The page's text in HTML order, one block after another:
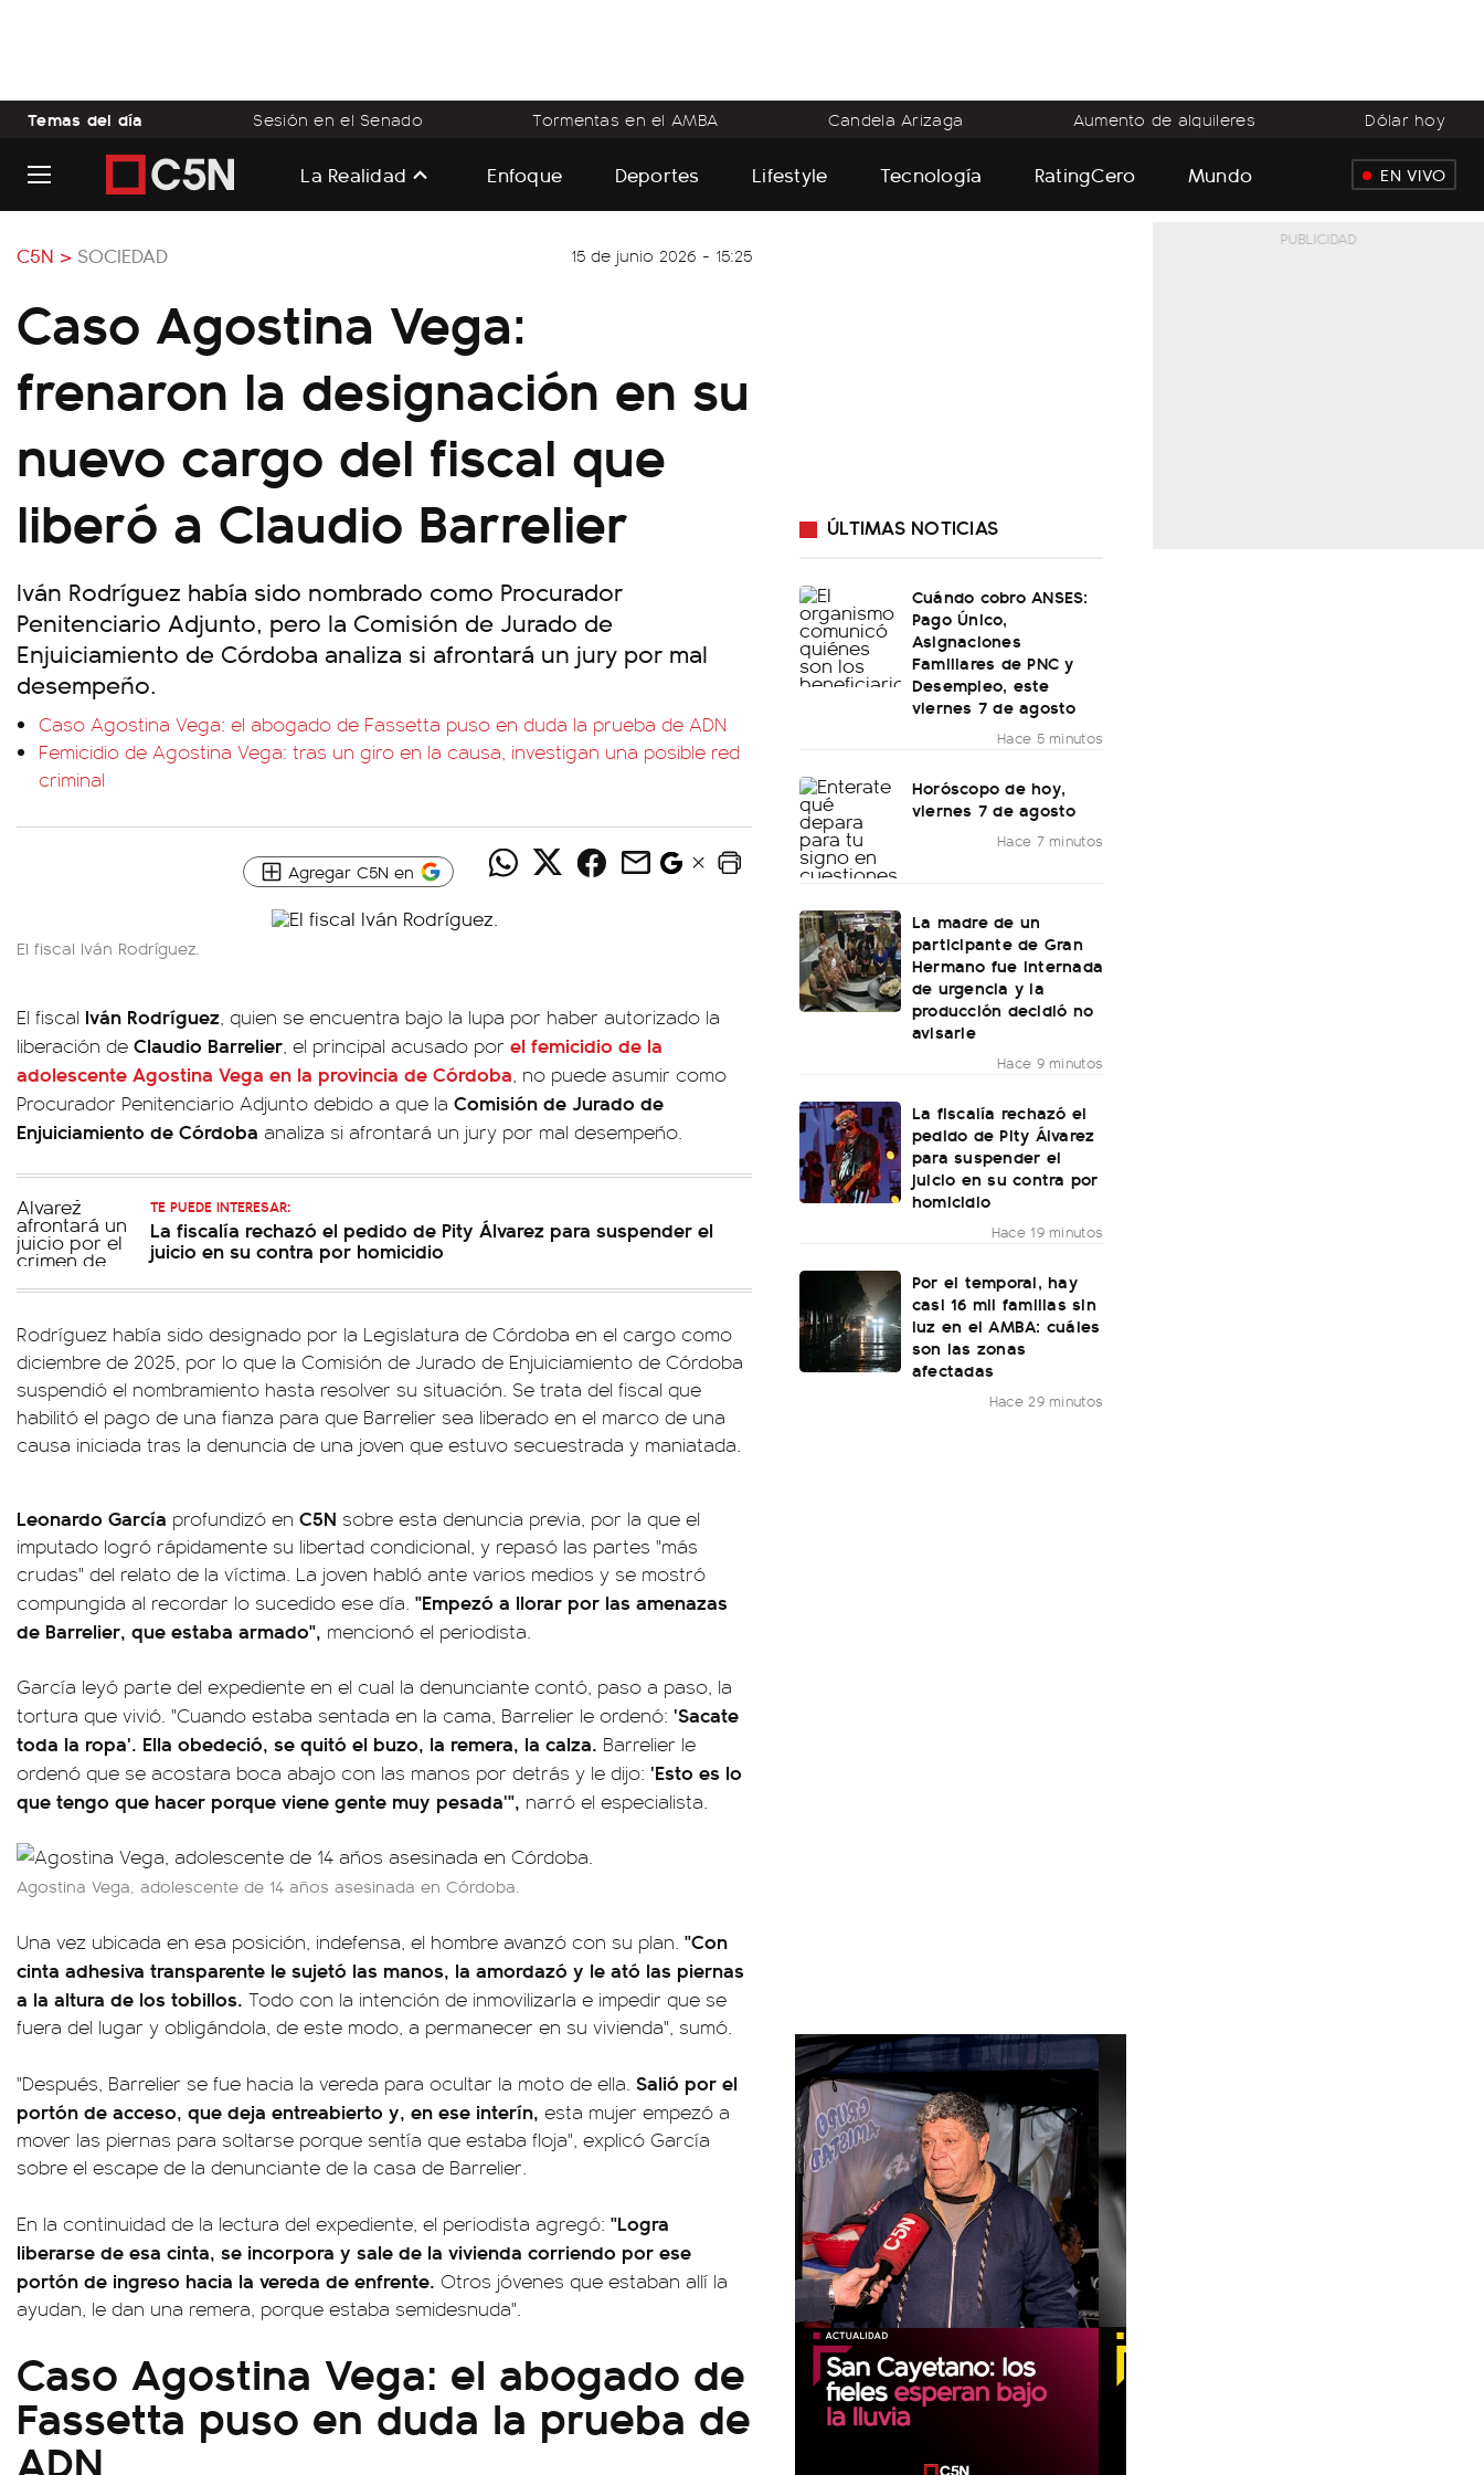
Temas del día Sesión en el Senado Tormentas en el AMBA Candela Arizaga Aumento de alquileres Dólar hoy
La Realidad Enfoque Deportes Lifestyle Tecnología RatingCero Mundo EN VIVO
C5N > SOCIEDAD 15 de junio 2026 - 15:25
Caso Agostina Vega:
frenaron la designación en su
nuevo cargo del fiscal que
liberó a Claudio Barrelier
Iván Rodríguez había sido nombrado como Procurador
Penitenciario Adjunto, pero la Comisión de Jurado de
Enjuiciamiento de Córdoba analiza si afrontará un jury por mal
desempeño.
Caso Agostina Vega: el abogado de Fassetta puso en duda la prueba de ADN
Femicidio de Agostina Vega: tras un giro en la causa, investigan una posible red
criminal
Agregar C5N en
El fiscal Iván Rodríguez.
El fiscal Iván Rodríguez, quien se encuentra bajo la lupa por haber autorizado la
liberación de Claudio Barrelier, el principal acusado por el femicidio de la
adolescente Agostina Vega en la provincia de Córdoba, no puede asumir como
Procurador Penitenciario Adjunto debido a que la Comisión de Jurado de
Enjuiciamiento de Córdoba analiza si afrontará un jury por mal desempeño.
TE PUEDE INTERESAR:
La fiscalía rechazó el pedido de Pity Álvarez para suspender el
juicio en su contra por homicidio
Rodríguez había sido designado por la Legislatura de Córdoba en el cargo como
diciembre de 2025, por lo que la Comisión de Jurado de Enjuiciamiento de Córdoba
suspendió el nombramiento hasta resolver su situación. Se trata del fiscal que
habilitó el pago de una fianza para que Barrelier sea liberado en el marco de una
causa iniciada tras la denuncia de una joven que estuvo secuestrada y maniatada.
Leonardo García profundizó en C5N sobre esta denuncia previa, por la que el
imputado logró rápidamente su libertad condicional, y repasó las partes "más
crudas" del relato de la víctima. La joven habló ante varios medios y se mostró
compungida al recordar lo sucedido ese día. "Empezó a llorar por las amenazas
de Barrelier, que estaba armado", mencionó el periodista.
García leyó parte del expediente en el cual la denunciante contó, paso a paso, la
tortura que vivió. "Cuando estaba sentada en la cama, Barrelier le ordenó: 'Sacate
toda la ropa'. Ella obedeció, se quitó el buzo, la remera, la calza. Barrelier le
ordenó que se acostara boca abajo con las manos por detrás y le dijo: 'Esto es lo
que tengo que hacer porque viene gente muy pesada'", narró el especialista.
Agostina Vega, adolescente de 14 años asesinada en Córdoba.
Una vez ubicada en esa posición, indefensa, el hombre avanzó con su plan. "Con
cinta adhesiva transparente le sujetó las manos, la amordazó y le ató las piernas
a la altura de los tobillos. Todo con la intención de inmovilizarla e impedir que se
fuera del lugar y obligándola, de este modo, a permanecer en su vivienda", sumó.
"Después, Barrelier se fue hacia la vereda para ocultar la moto de ella. Salió por el
portón de acceso, que deja entreabierto y, en ese interín, esta mujer empezó a
mover las piernas para soltarse porque sentía que estaba floja", explicó García
sobre el escape de la denunciante de la casa de Barrelier.
En la continuidad de la lectura del expediente, el periodista agregó: "Logra
liberarse de esa cinta, se incorpora y sale de la vivienda corriendo por ese
portón de ingreso hacia la vereda de enfrente. Otros jóvenes que estaban allí la
ayudan, le dan una remera, porque estaba semidesnuda".
Caso Agostina Vega: el abogado de
Fassetta puso en duda la prueba de
ADN
ÚLTIMAS NOTICIAS
Cuándo cobro ANSES:
Pago Único,
Asignaciones
Familiares de PNC y
Desempleo, este
viernes 7 de agosto
Hace 5 minutos
Horóscopo de hoy,
viernes 7 de agosto
Hace 7 minutos
La madre de un
participante de Gran
Hermano fue internada
de urgencia y la
producción decidió no
avisarle
Hace 9 minutos
La fiscalía rechazó el
pedido de Pity Álvarez
para suspender el
juicio en su contra por
homicidio
Hace 19 minutos
Por el temporal, hay
casi 16 mil familias sin
luz en el AMBA: cuáles
son las zonas
afectadas
Hace 29 minutos